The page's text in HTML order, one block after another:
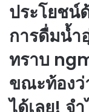
ประโยชน์
การดื่มน้ำ
ทราบ
ขณะท้องว่